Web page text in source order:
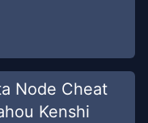
Node Cheat
Kenshi